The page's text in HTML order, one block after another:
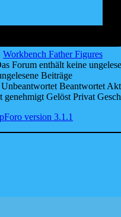
Workbench Father Figures
Forum enthält keine
Beiträge
Unbeantwortet Beantwortet
genehmigt Gelöst Privat
version 3.1.1